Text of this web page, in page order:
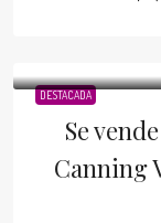
DESTACADA
Se
Canning